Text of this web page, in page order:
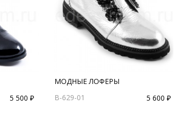
5 500 ₽
МОДНЫЕ ЛОФЕРЫ
B-629-01
5 600 ₽